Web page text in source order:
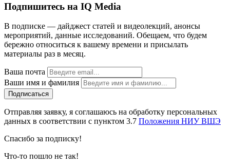
Подпишитесь на IQ Media
В подписке — дайджест статей и видеолекций, анонсы
мероприятий, данные исследований. Обещаем, что будем
бережно относиться к вашему времени и присылать
материалы раз в месяц.
Ваша почта
Ваши имя и фамилия
Отправляя заявку, я соглашаюсь на обработку персональных
данных в соответствии с пунктом 3.7 Положения НИУ ВШЭ
Спасибо за подписку!
Что-то пошло не так!